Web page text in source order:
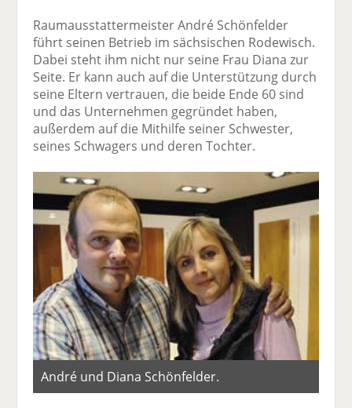
Raumausstattermeister André Schönfelder
führt seinen Betrieb im sächsischen Rodewisch.
Dabei steht ihm nicht nur seine Frau Diana zur
Seite. Er kann auch auf die Unterstützung durch
seine Eltern vertrauen, die beide Ende 60 sind
und das Unternehmen gegründet haben,
außerdem auf die Mithilfe seiner Schwester,
seines Schwagers und deren Tochter.
André und Diana Schönfelder.